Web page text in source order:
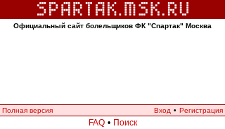
Официальный сайт болельщиков ФК "Спартак" Москва
Полная версия Вход • Регистрация
FAQ • Поиск